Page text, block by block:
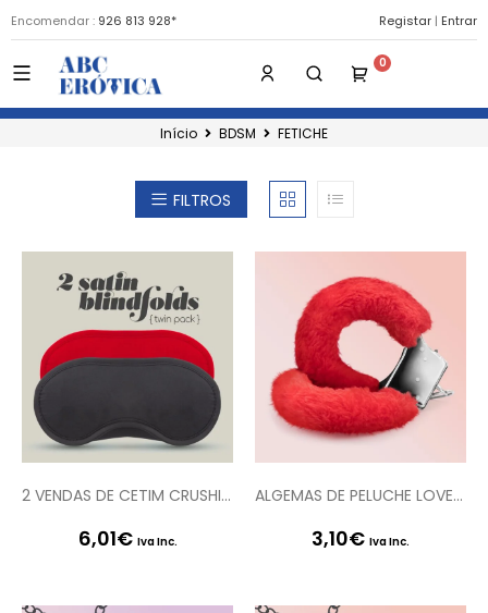
Encomendar : 926 813 928* Registar | Entrar
Início BDSM FETICHE
FILTROS
2 VENDAS DE CETIM CRUSHIOUS PRETA & VERMELHA
6,01€ Iva Inc.
ALGEMAS DE PELUCHE LOVE CUFFS CRUSHIOUS VERMELHAS
3,10€ Iva Inc.